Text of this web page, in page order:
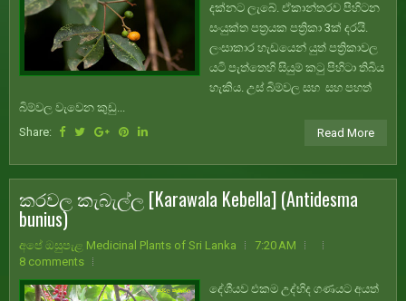
දක්නට ලැබේ. ඒකාන්තරව පිහිටන
සංයුක්ත පත්‍රයක පත්‍රිකා 3ක් දරයි.
ලංසාකාර හැඩයෙන් යුත් පත්‍රිකාවල
යටි පැත්තෙහි සියුම් කටු පිහිටා තිබිය
හැකිය. උස් බිම්වල සහ සහ පහත්
බිම්වල වැවෙන කුඩු...
Share:
Read More
කරවල කැබැල්ල [Karawala Kebella] (Antidesma
bunius)
අපේ ඔසුපැළ Medicinal Plants of Sri Lanka
7:20 AM
8 comments
දේශීයව එකම උද්භිද ගණයට අයත්